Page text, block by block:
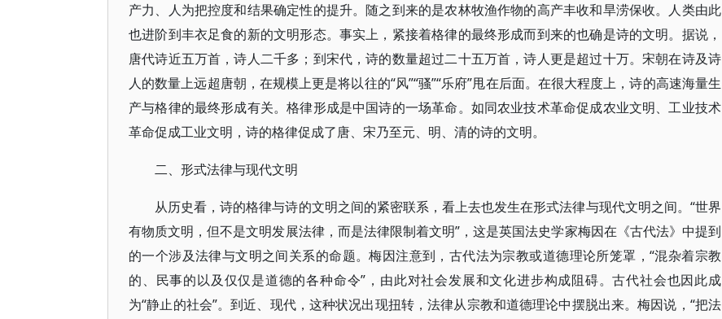
产力、人为把控度和结果确定性的提升。随之到来的是农林牧渔作物的高产丰收和旱涝保收。人类由此
也进阶到丰衣足食的新的文明形态。事实上，紧接着格律的最终形成而到来的也确是诗的文明。据说，
唐代诗近五万首，诗人二千多；到宋代，诗的数量超过二十五万首，诗人更是超过十万。宋朝在诗及诗
人的数量上远超唐朝，在规模上更是将以往的“风”“骚”“乐府”甩在后面。在很大程度上，诗的高速海量生
产与格律的最终形成有关。格律形成是中国诗的一场革命。如同农业技术革命促成农业文明、工业技术
革命促成工业文明，诗的格律促成了唐、宋乃至元、明、清的诗的文明。
二、形式法律与现代文明
从历史看，诗的格律与诗的文明之间的紧密联系，看上去也发生在形式法律与现代文明之间。“世界
有物质文明，但不是文明发展法律，而是法律限制着文明”，这是英国法史学家梅因在《古代法》中提到
的一个涉及法律与文明之间关系的命题。梅因注意到，古代法为宗教或道德理论所笼罩，“混杂着宗教
的、民事的以及仅仅是道德的各种命令”，由此对社会发展和文化进步构成阻碍。古代社会也因此成
为“静止的社会”。到近、现代，这种状况出现扭转，法律从宗教和道德理论中摆脱出来。梅因说，“把法